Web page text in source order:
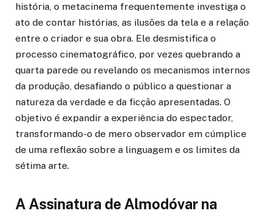
história, o metacinema frequentemente investiga o
ato de contar histórias, as ilusões da tela e a relação
entre o criador e sua obra. Ele desmistifica o
processo cinematográfico, por vezes quebrando a
quarta parede ou revelando os mecanismos internos
da produção, desafiando o público a questionar a
natureza da verdade e da ficção apresentadas. O
objetivo é expandir a experiência do espectador,
transformando-o de mero observador em cúmplice
de uma reflexão sobre a linguagem e os limites da
sétima arte.
A Assinatura de Almodóvar na